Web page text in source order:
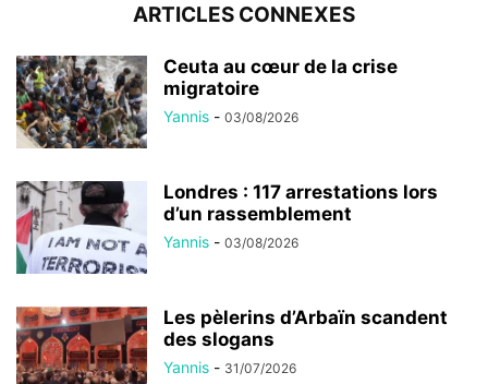
ARTICLES CONNEXES
Ceuta au cœur de la crise
migratoire
Yannis - 03/08/2026
Londres : 117 arrestations lors
d’un rassemblement
Yannis - 03/08/2026
Les pèlerins d’Arbaïn scandent
des slogans
Yannis - 31/07/2026